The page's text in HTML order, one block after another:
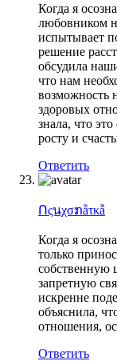
Когда я
любовником
испытывает
решение
обсудила
что нам
возможность
здоровых
знала, что
росту и
Ответить
Ոςนχσກẵτκẫ
Когда я
только
собственную
запретную
искренне
объяснила,
отношения,
Ответить